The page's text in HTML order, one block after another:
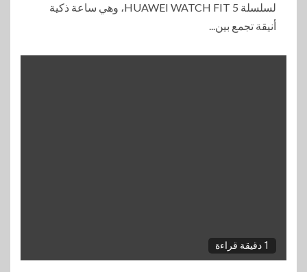
لسلسلة HUAWEI WATCH FIT 5، وهي ساعة ذكية
أنيقة تجمع بين...
1 دقيقة قراءة